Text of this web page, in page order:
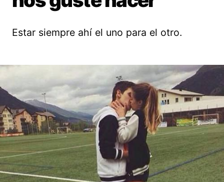
Estar siempre ahí el uno para el otro.